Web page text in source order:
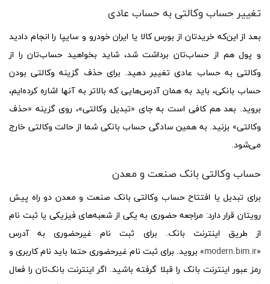
تغییر حساب وکالتی به حساب عادی
بعد از این‌که خریدتان از بورس کالا یا ایران خودرو و سایپا را انجام دادید
و پول هم از حساب‌تان برداشت شد، شاید بخواهید حساب‌تان را از
وکالتی به حساب عادی تغییر دهید. برای حذف گزینه وکالتی بودن
حساب بانکی، باید به همان آدرس‌هایی که بالاتر به آنها اشاره کرده‌ایم،
بروید. بعد هم کافی است به جای «تبدیل وکالتی»، روی گزینه «حذف
وکالتی» بزنید. به همین سادگی حساب بانکی شما از حالت وکالتی خارج
می‌شود.
حساب وکالتی بانک صنعت و معدن
برای تبدیل یا افتتاح حساب وکالتی بانک صنعت و معدن دو راه پیش
رویتان قرار دارد: مراجعه حضوری به یکی از شعبه‌های فیزیکی یا ثبت نام
از طریق اینترنت بانک. برای ثبت نام غیرحضوری به آدرس
«
modern.bim.ir» بروید. برای ثبت نام غیرحضوری حتما باید نام کاربری و
رمز عبور اینترنت بانک را قبلا گرفته باشید. اگر اینترنت بانک‌تان را فعال